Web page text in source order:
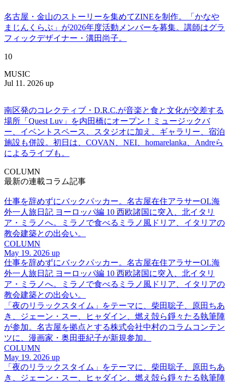
名古屋・金山のストーリーを集めてZINEを制作。「かなや
まじんくらぶ」が2026年度活動メンバーを募集。講師はグラ
フィックデザイナー・溝田尚子。
10
MUSIC
Jul 11. 2026 up
南区発のコレクティブ・D.R.C.が⾳楽と⾷と⽂化が交差する
場所「Quest Luv」を内田橋にオープン！ミュージックバ
ー、イベントスペース、スタジオに加え、ギャラリー、宿泊
施設も併設。初日は、COVAN、NEI、homarelanka、Andreら
によるライブも。
COLUMN
最新の連載コラム記事
仕事を辞めずにバックパッカー。名古屋在住アラサーOL海
外一人旅日記 ヨーロッパ編 10 西欧諸国に突入、北イタリ
ア・ミラノへ。ミラノで食べるミラノ風ドリア、イタリアの
教会建築との出会い。
COLUMN
May 19. 2026 up
仕事を辞めずにバックパッカー。名古屋在住アラサーOL海
外一人旅日記 ヨーロッパ編 10 西欧諸国に突入、北イタリ
ア・ミラノへ。ミラノで食べるミラノ風ドリア、イタリアの
教会建築との出会い。
「夜のリラックスタイム」をテーマに、柴田聡子、原田ちあ
き、ジェーン・スー、ヒャダイン、燃え殻ら錚々たる執筆陣
が参加。名古屋を拠点とする株式会社中村のコラムコンテン
ツに、漫画家・奥田亜紀子が新規参加。
COLUMN
May 19. 2026 up
「夜のリラックスタイム」をテーマに、柴田聡子、原田ちあ
き、ジェーン・スー、ヒャダイン、燃え殻ら錚々たる執筆陣